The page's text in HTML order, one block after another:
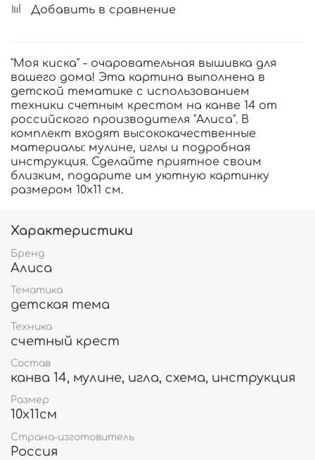
Добавить в сравнение
"Моя киска" - очаровательная вышивка для
вашего дома! Эта картина выполнена в
детской тематике с использованием
техники счетным крестом на канве 14 от
российского производителя "Алиса". В
комплект входят высококачественные
материалы: мулине, иглы и подробная
инструкция. Сделайте приятное своим
близким, подарите им уютную картинку
размером 10х11 см.
Характеристики
Бренд
Алиса
Тематика
детская тема
Техника
счетный крест
Состав
канва 14, мулине, игла, схема, инструкция
Размер
10х11см
Страна-изготовитель
Россия